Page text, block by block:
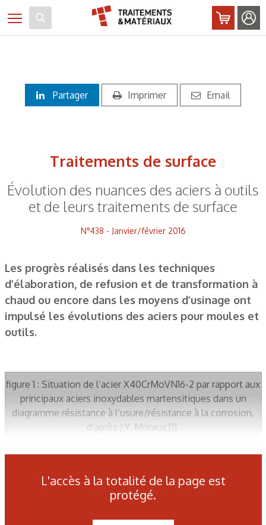
Toggle navigation
Partager Imprimer Email
Traitements de surface
Évolution des nuances des aciers à outils
et de leurs traitements de surface
N°438 - Janvier/février 2016
Les progrès réalisés dans les techniques
d’élaboration, de refusion et de transformation à
chaud ou encore dans les moyens d’usinage ont
impulsé les évolutions des aciers pour moules et
outils.
figure 1 : Situation de l’acier X40CrMoVN16-2 par rapport aux
principaux aciers inoxydables martensitiques dans un
diagramme résistance à l’usure/résistance à la corrosion,
d’après J.Y. Moraux [1].
nombre de découpes d’acier DP1000 pour des outils en
acier X155CrMoV12, X110CrMoV8 et HS3-3-4 élaboré par
L'accès à la totalité de la page est
protégé.
Panneau de gestion des cookies